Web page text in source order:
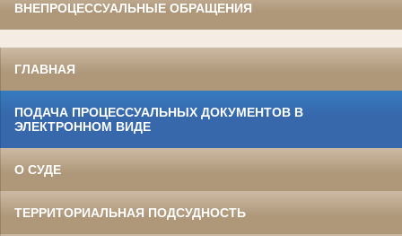
ВНЕПРОЦЕССУАЛЬНЫЕ ОБРАЩЕНИЯ
ГЛАВНАЯ
ПОДАЧА ПРОЦЕССУАЛЬНЫХ ДОКУМЕНТОВ В
ЭЛЕКТРОННОМ ВИДЕ
О СУДЕ
ТЕРРИТОРИАЛЬНАЯ ПОДСУДНОСТЬ